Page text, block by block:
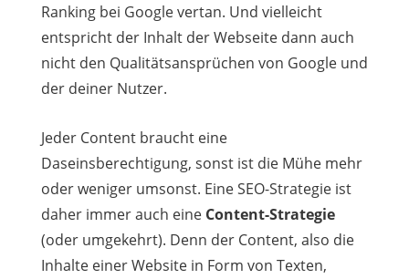
Ranking bei Google vertan. Und vielleicht
entspricht der Inhalt der Webseite dann auch
nicht den Qualitätsansprüchen von Google und
der deiner Nutzer.
Jeder Content braucht eine
Daseinsberechtigung, sonst ist die Mühe mehr
oder weniger umsonst. Eine SEO-Strategie ist
daher immer auch eineContent-Strategie
(oder umgekehrt). Denn der Content, also die
Inhalte einer Website in Form von Texten,